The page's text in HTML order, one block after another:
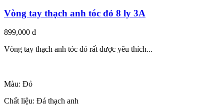
Vòng tay thạch anh tóc đỏ 8 ly 3A
899,000 đ
Vòng tay thạch anh tóc đỏ rất được yêu thích...
Màu: Đỏ
Chất liệu: Đá thạch anh